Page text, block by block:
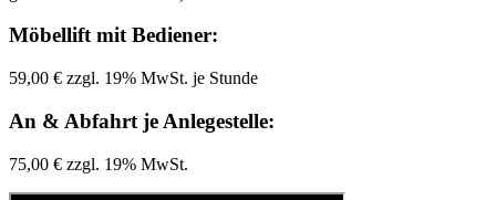
Möbellift mit Bediener:
59,00 € zzgl. 19% MwSt. je Stunde
An & Abfahrt je Anlegestelle:
75,00 € zzgl. 19% MwSt.